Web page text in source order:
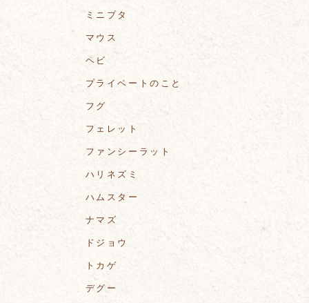
ミニブタ
マウス
ヘビ
プライベートのこと
フグ
フェレット
ファンシーラット
ハリネズミ
ハムスター
ナマズ
ドジョウ
トカゲ
デグー